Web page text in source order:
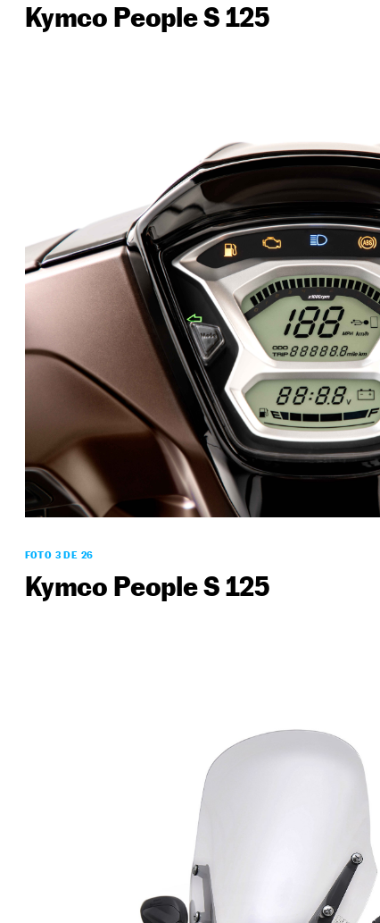
Kymco People S 125
FOTO 3 DE 26
Kymco People S 125